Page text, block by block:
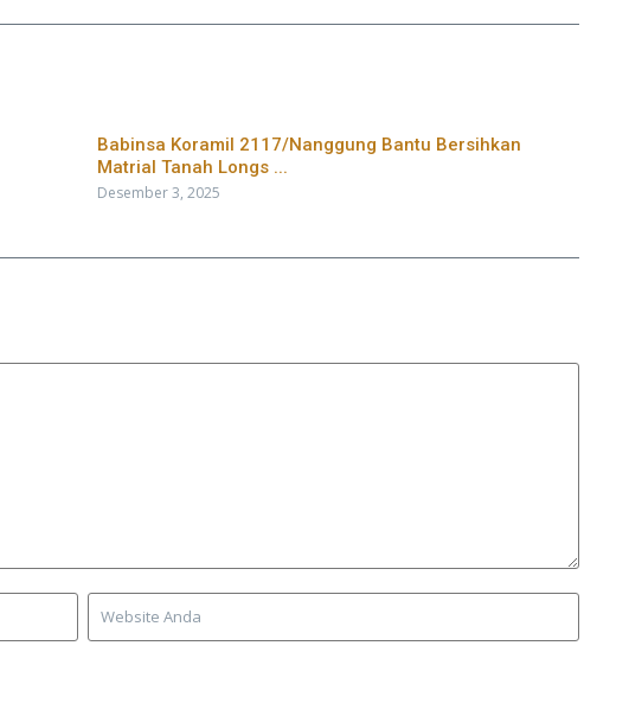
Babinsa Koramil 2117/Nanggung Bantu Bersihkan
Matrial Tanah Longs ...
Desember 3, 2025